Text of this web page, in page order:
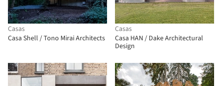
Casas
Casa Shell / Tono Mirai Architects
Casas
Casa HAN / Dake Architectural
Design